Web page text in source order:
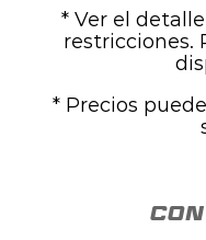
* Ver el
restricciones.
* Precios